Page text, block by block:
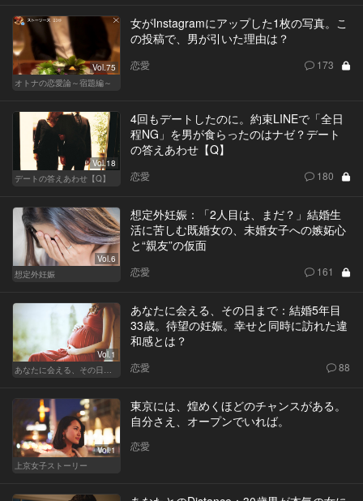
Vol.75
オトナの恋愛論～宿題編～
女がInstagramにアップした1枚の写真。こ
の投稿で、男が引いた理由は？
恋愛 173
Vol.18
デートの答えあわせ【Q】
4回もデートしたのに。約束LINEで「全日
程NG」を男が食らったのはナゼ？デート
の答えあわせ【Q】
恋愛 180
Vol.6
想定外妊娠
想定外妊娠：「2人目は、まだ？」結婚生
活に苦しむ既婚女の、未婚女子への嫉妬心
と“親友”の仮面
恋愛 161
Vol.1
あなたに会える、その日まで：結婚5年目
33歳。待望の妊娠。幸せと同時に訪れた違
和感とは？
恋愛 88
Vol.1
上京女子ストーリー
東京には、煌めくほどのチャンスがある。
自分さえ、オープンでいれば。
恋愛